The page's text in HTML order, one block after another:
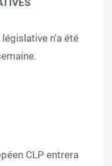
n'a été
CLP entrera